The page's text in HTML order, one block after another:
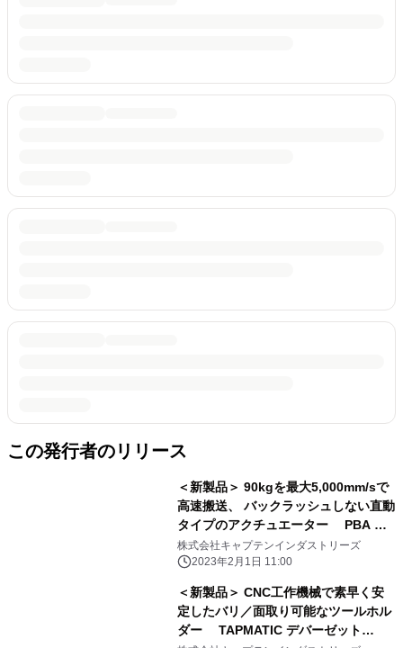
この発行者のリリース
＜新製品＞ 90kgを最大5,000mm/sで
高速搬送、 バックラッシュしない直動
タイプのアクチュエーター PBA リ
ニアモータアクチュエーター PLAシリ
ーズ 発売開始
株式会社キャプテンインダストリーズ
2023年2月1日 11:00
＜新製品＞ CNC工作機械で素早く安
定したバリ／面取り可能なツールホル
ダー TAPMATIC デバーゼット